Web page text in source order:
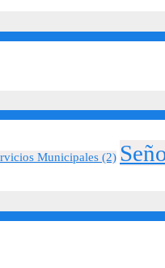
Municipales (2)